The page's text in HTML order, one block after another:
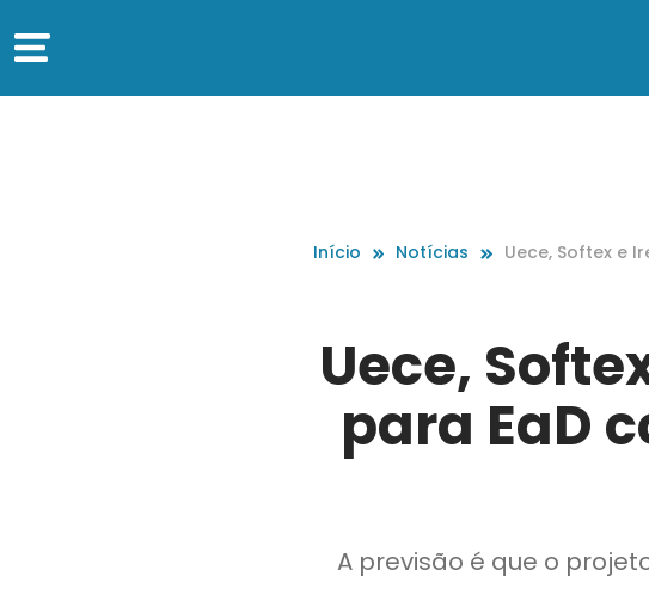
Início Notícias
Uece, Softex e
Uece,
para EaD
A previsão é que o